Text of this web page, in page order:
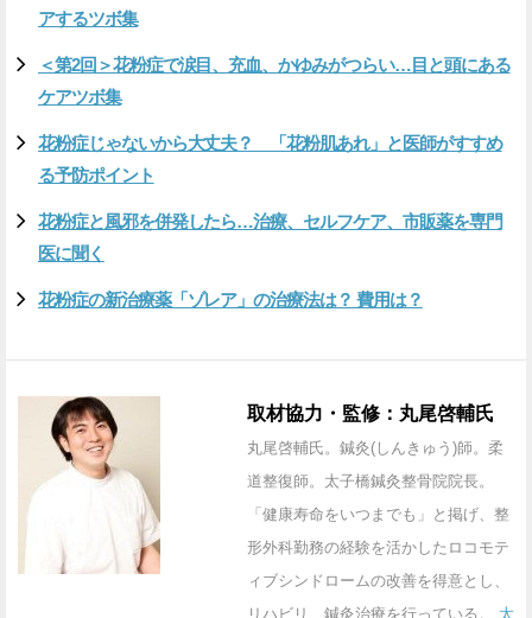
アするツボ集
＜第2回＞花粉症で涙目、充血、かゆみがつらい…目と頭にある
ケアツボ集
花粉症じゃないから大丈夫？ 「花粉肌あれ」と医師がすすめ
る予防ポイント
花粉症と風邪を併発したら…治療、セルフケア、市販薬を専門
医に聞く
花粉症の新治療薬「ゾレア」の治療法は？ 費用は？
取材協力・監修：丸尾啓輔氏
丸尾啓輔氏。鍼灸(しんきゅう)師。柔
道整復師。太子橋鍼灸整骨院院長。
「健康寿命をいつまでも」と掲げ、整
形外科勤務の経験を活かしたロコモテ
ィブシンドロームの改善を得意とし、
リハビリ、鍼灸治療を行っている。 太